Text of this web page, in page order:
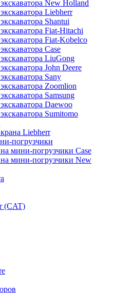
New Holland
Liebherr
Shantui
Fiat-Hitachi
Fiat-Kobelco
Case
LiuGong
John Deere
Sany
Zoomlion
Samsung
Daewoo
Sumitomo
Liebherr
погрузчики
мини-погрузчики Case
на мини-погрузчики New
(CAT)